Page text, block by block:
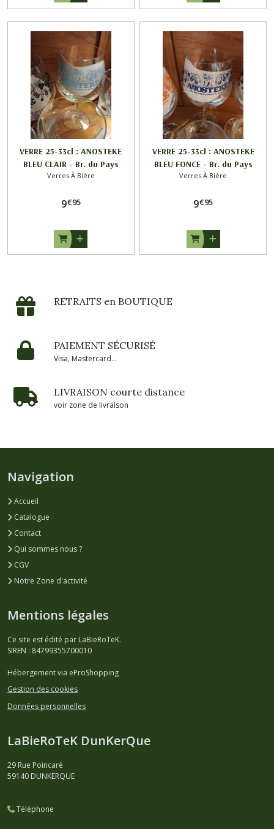
VERRE 25-33cl : ANOSTEKE
BLEU CLAIR - Br. du Pays
Flamand
Verres À Bière
9€95
VERRE 25-33cl : ANOSTEKE
BLEU FONCE - Br. du Pays
Flamand
Verres À Bière
9€95
RETRAITS en BOUTIQUE
PAIEMENT SÉCURISÉ
Visa, Mastercard...
LIVRAISON courte distance
voir zone de livraison
Navigation
Accueil
Catalogue
Contact
Qui sommes nous ?
CGV
Notre Zone d'activité
Mentions légales
Ce site est édité par LaBieRoTeK.
SIREN : 84799355700010
Hébergement via eProShopping
Gestion des cookies
Données personnelles
LaBieRoTeK DunKerQue
29 Rue Poincaré
59140 DUNKERQUE
Téléphone